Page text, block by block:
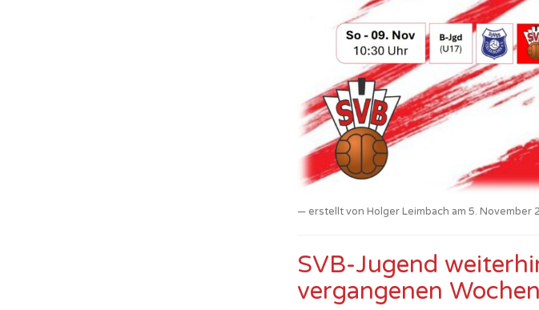
erstellt von Holger Leimbach am 5. November
SVB-Jugend
vergangenen